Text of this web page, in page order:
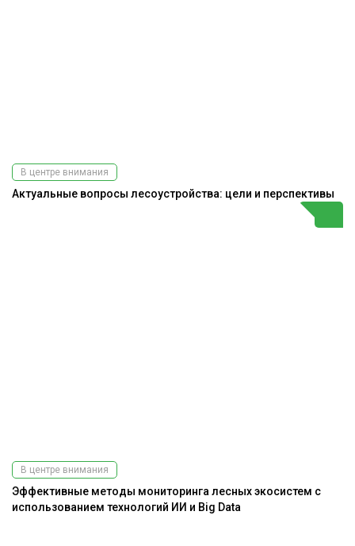
В центре внимания
Актуальные вопросы лесоустройства: цели и перспективы
В центре внимания
Эффективные методы мониторинга лесных экосистем с
использованием технологий ИИ и Big Data